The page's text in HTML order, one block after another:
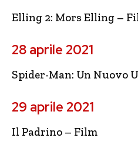
Elling 2: Mors Elling –
28 aprile 2021
Spider-Man: Un Nuovo
29 aprile 2021
Il Padrino – Film